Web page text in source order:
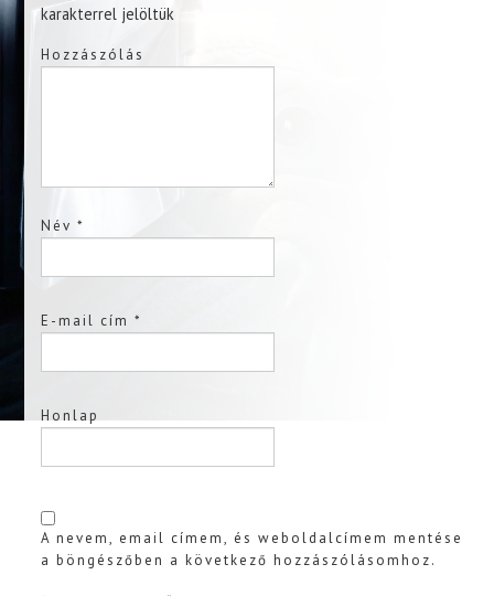
karakterrel jelöltük
Hozzászólás
Név*
E-mail cím*
Honlap
A nevem, email címem, és weboldalcímem mentése
a böngészőben a következő hozzászólásomhoz.